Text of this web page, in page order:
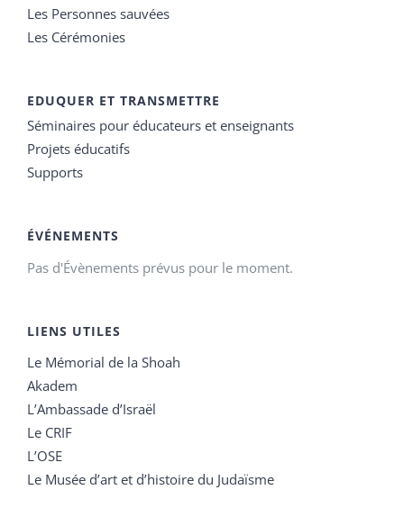
Les Personnes sauvées
Les Cérémonies
EDUQUER ET TRANSMETTRE
Séminaires pour éducateurs et enseignants
Projets éducatifs
Supports
ÉVÉNEMENTS
Pas d'Évènements prévus pour le moment.
LIENS UTILES
Le Mémorial de la Shoah
Akadem
L’Ambassade d’Israël
Le CRIF
L’OSE
Le Musée d’art et d’histoire du Judaïsme